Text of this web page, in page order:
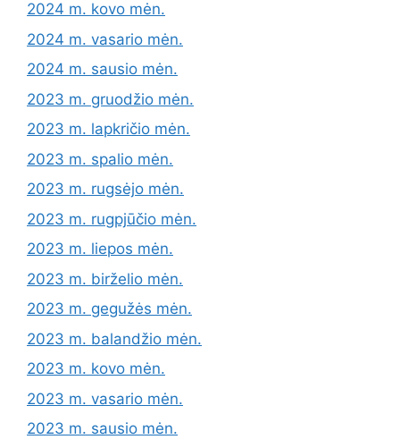
2024 m. kovo mėn.
2024 m. vasario mėn.
2024 m. sausio mėn.
2023 m. gruodžio mėn.
2023 m. lapkričio mėn.
2023 m. spalio mėn.
2023 m. rugsėjo mėn.
2023 m. rugpjūčio mėn.
2023 m. liepos mėn.
2023 m. birželio mėn.
2023 m. gegužės mėn.
2023 m. balandžio mėn.
2023 m. kovo mėn.
2023 m. vasario mėn.
2023 m. sausio mėn.